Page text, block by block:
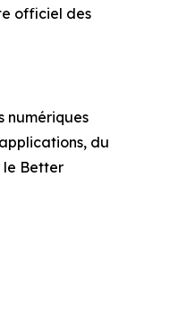
officiel des
numériques
du
Better